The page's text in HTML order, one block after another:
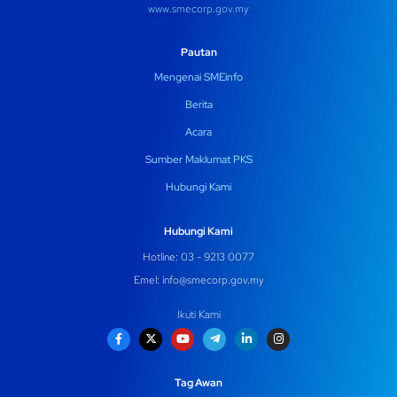
www.smecorp.gov.my
Pautan
Mengenai SMEinfo
Berita
Acara
Sumber Maklumat PKS
Hubungi Kami
Hubungi Kami
Hotline: 03 - 9213 0077
Emel: info@smecorp.gov.my
Ikuti Kami
Tag Awan